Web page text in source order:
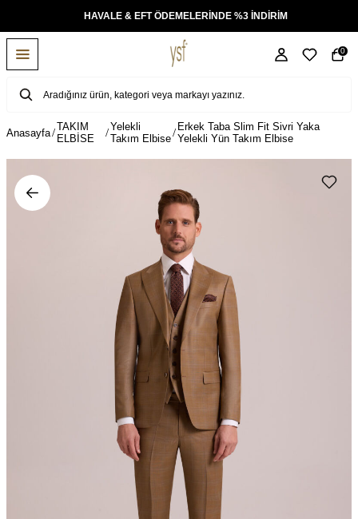
HAVALE & EFT ÖDEMELERİNDE %3 İNDİRİM
0
Anasayfa TAKIM
ELBİSE
Yelekli
Takım Elbise
Erkek Taba Slim Fit Sivri Yaka
Yelekli Yün Takım Elbise